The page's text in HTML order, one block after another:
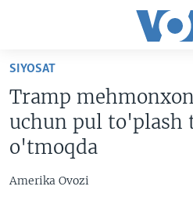
Boshiga
Qidiruvga
o'ting
AMERIKA
MARKAZIY OSIYO
SIYOSAT
Tramp
uchun pul to'plash
o'tmoqda
Amerika Ovozi